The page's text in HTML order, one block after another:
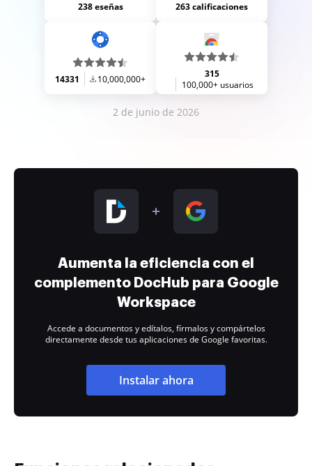
238 eseñas 263 calificaciones
14331 10,000,000+
315
100,000+ usuarios
2 de junio de 2026
Aumenta la eficiencia con el
complemento DocHub para Google
Workspace
Accede a documentos y edítalos, fírmalos y compártelos
directamente desde tus aplicaciones de Google favoritas.
Instalar ahora